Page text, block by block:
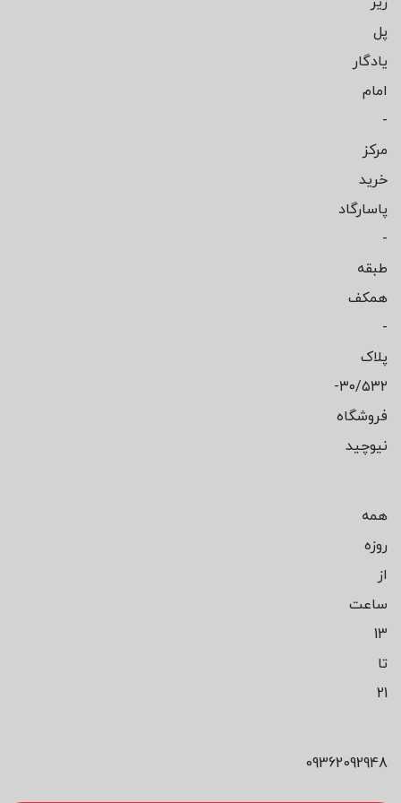
پل
یادگار
امام
-
مرکز
خرید
پاسارگاد
-
طبقه
همکف
-
پلاک
۳۰/۵۳۲-
فروشگاه
نیوچید
همه
روزه
از
ساعت
13
تا
21
09362092948